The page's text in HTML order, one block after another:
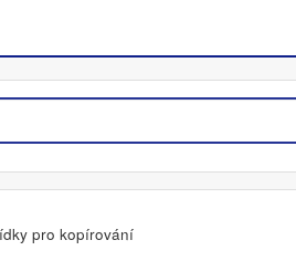
pro kopírování